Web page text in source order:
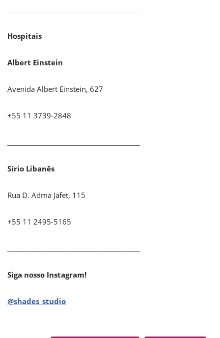
Hospitais
Albert Einstein
Avenida Albert Einstein, 627
+55 11 3739-2848
Sírio Libanês
Rua D. Adma Jafet, 115
+55 11 2495-5165
Siga nosso Instagram!
@shades_studio